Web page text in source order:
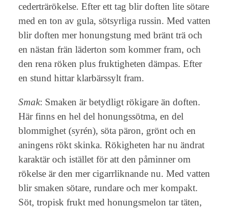
cederträrökelse. Efter ett tag blir doften lite sötare
med en ton av gula, sötsyrliga russin. Med vatten
blir doften mer honungstung med bränt trä och
en nästan frän läderton som kommer fram, och
den rena röken plus fruktigheten dämpas. Efter
en stund hittar klarbärssylt fram.
Smak: Smaken är betydligt rökigare än doften.
Här finns en hel del honungssötma, en del
blommighet (syrén), söta päron, grönt och en
aningens rökt skinka. Rökigheten har nu ändrat
karaktär och istället för att den påminner om
rökelse är den mer cigarrliknande nu. Med vatten
blir smaken sötare, rundare och mer kompakt.
Söt, tropisk frukt med honungsmelon tar täten,